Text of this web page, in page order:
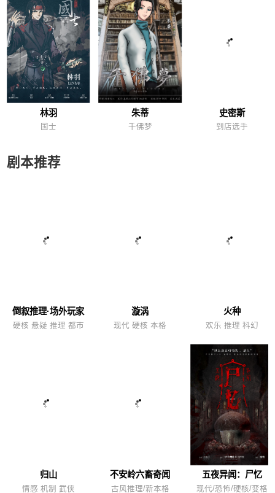
林羽
国士
朱蒂
千佛梦
史密斯
到店选手
剧本推荐
倒叙推理·场外玩家
硬核 悬疑 推理 都市
漩涡
现代 硬核 本格
火种
欢乐 推理 科幻
归山
情感 机制 武侠
不安岭六畜奇闻
古风推理/新本格
五夜异闻：尸忆
现代/恐怖/硬核/变格